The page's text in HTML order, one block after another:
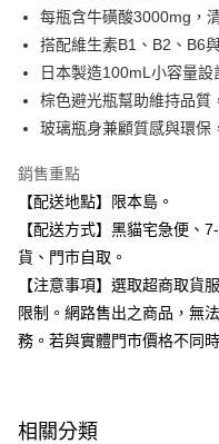
Google Pay
全盈+PAY
大哥付你分期
相關說明
1.本服務由台灣大哥大提供，台
流程，驗證手機門號後，選擇欲
成交易。
3.實際核准額度、可分期數及費
4.訂單成立30分鐘內，如未前往
消。如遇「轉專審核」未通過
法說明評估內容。
1.分期款項不併入電信帳單，「
ATM付款
運送方式
全家取貨付款
每筆NT$100，滿NT$899(
付款後全家取貨
每筆NT$100，滿NT$899(含
每瓶含牛磺酸3000mg，
搭配維生素B1、B2、B6
日本製造100mL小容量
棕色避光瓶幫助維持品質
玻璃瓶身兼顧質感與環保
銷售重點
【配送地點】限本島。
【配送方式】黑貓宅急便、
貨、門市自取。
【注意事項】選取超商取貨
限制。網路售出之商品，無
務。若與實體門市價格不同
相關分類